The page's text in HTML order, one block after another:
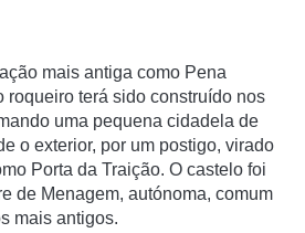
mais antiga como Pena
roqueiro terá sido construído nos
uma pequena cidadela de
o exterior, por um postigo, virado
Porta da Traição. O castelo foi
de Menagem, autónoma, comum
mais antigos.